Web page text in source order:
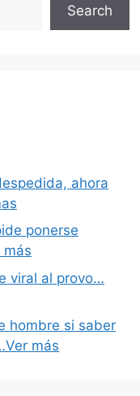
Search
ahora
ponerse
viral al provo…
hombre si saber
más